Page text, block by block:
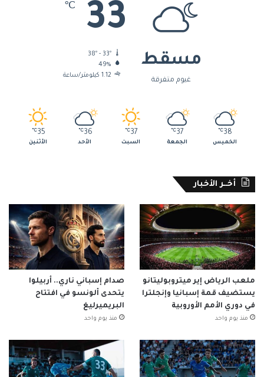
مسقط
غيوم متفرقة
33
℃
38º - 33º
49%
1.12 كيلومتر/ساعة
38
℃
الخميس
37
℃
الجمعة
37
℃
السبت
36
℃
الأحد
35
℃
الأثنين
أخــر الأخبار
ملعب الرياض إير ميتروبوليتانو
يستضيف قمة إسبانيا وإنجلترا
في دوري الأمم الأوروبية
منذ يوم واحد
صدام إسباني ناري.. أربيلوا
يتحدى ألونسو في افتتاح
البريميرليغ
منذ يوم واحد